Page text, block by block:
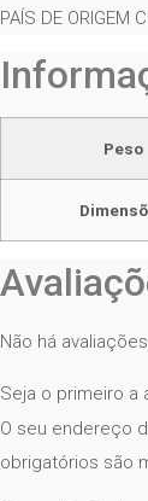
PAÍS DE ORIGEM
Peso
Não há
Seja o primeiro a
O seu endereço
obrigatórios são